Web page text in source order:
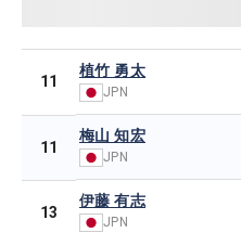
11
植竹 勇太
JPN
11
梅山 知宏
JPN
13
伊藤 有志
JPN